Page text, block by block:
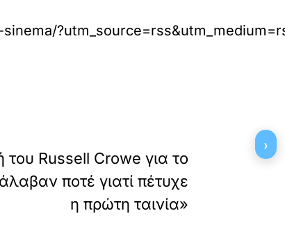
του Russell Crowe για το
ποτέ γιατί πέτυχε
η πρώτη ταινία»
›